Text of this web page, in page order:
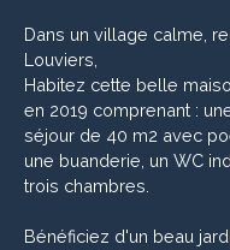
Dans un village calme,
Louviers,
Habitez cette belle
en 2019 comprenant :
séjour de 40 m2 avec
une buanderie, un WC
trois chambres.
Bénéficiez d'un beau